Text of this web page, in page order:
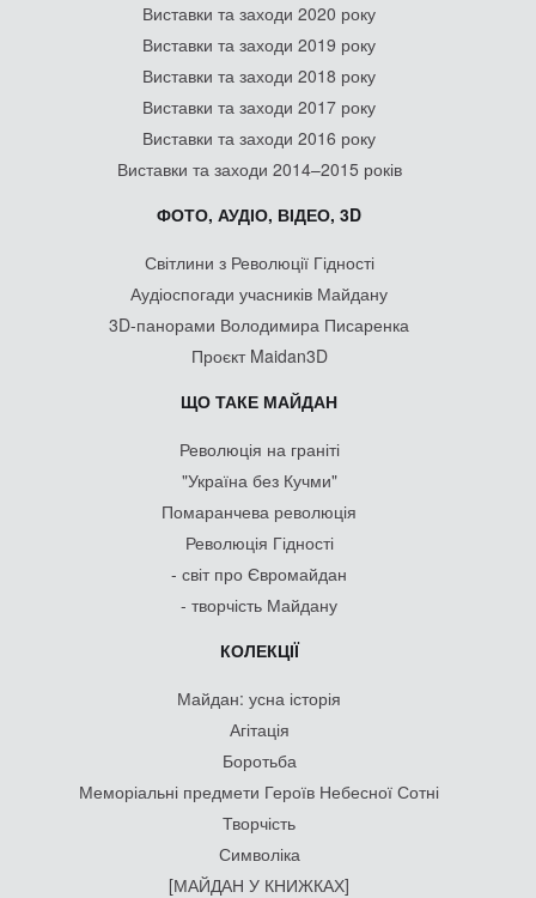
Виставки та заходи 2020 року
Виставки та заходи 2019 року
Виставки та заходи 2018 року
Виставки та заходи 2017 року
Виставки та заходи 2016 року
Виставки та заходи 2014–2015 років
ФОТО, АУДІО, ВІДЕО, 3D
Світлини з Революції Гідності
Аудіоспогади учасників Майдану
3D-панорами Володимира Писаренка
Проєкт Maidan3D
ЩО ТАКЕ МАЙДАН
Революція на граніті
"Україна без Кучми"
Помаранчева революція
Революція Гідності
- світ про Євромайдан
- творчість Майдану
КОЛЕКЦІЇ
Майдан: усна історія
Агітація
Боротьба
Меморіальні предмети Героїв Небесної Сотні
Творчість
Символіка
[МАЙДАН У КНИЖКАХ]